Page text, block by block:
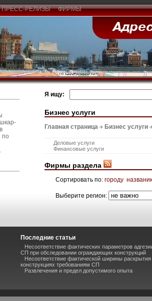
РЕЛИЗЫ ФИРМЫ
по
.
Я ищу:
Бизнес услуги
Главная страница Бизнес услуги
Деловые услуги
Финансовые услуги
Фирмы раздела
Сортировать по: городу
Выберите регион:
Последние статьи
Несоответствие фактических параметров
СП при обследовании ограждающих конструкций
Несоответствие фактической ширины
конструкциях требованиям СП
Развлечения и предел допустимого опыта